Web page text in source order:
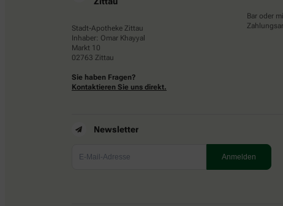
Stadt-Apotheke Zittau
Inhaber: Omar Khayyal
Markt 10
02763 Zittau
Sie haben Fragen?
Kontaktieren Sie uns direkt.
Bar oder
Newsletter